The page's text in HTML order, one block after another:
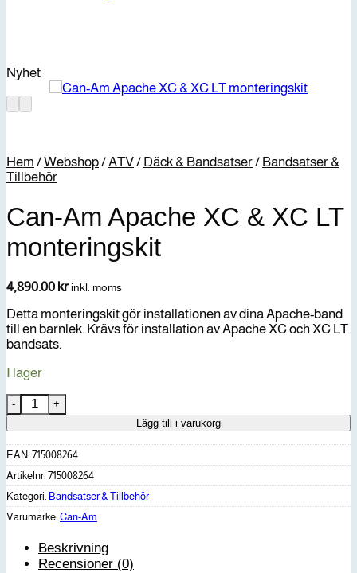
Nyhet
Hem /Webshop/ATV/ Däck & Bandsatser/ Bandsatser &
Tillbehör
Can-Am Apache XC & XC LT
monteringskit
4,890.00 krinkl. moms
Detta monteringskit gör installationen av dina Apache-band
till en barnlek. Krävs för installation av Apache XC och XC LT
bandsats.
I lager
Can-Am Apache XC & XC LT monteringskit mängd
Lägg till i varukorg
EAN: 715008264
Artikelnr: 715008264
Kategori: Bandsatser & Tillbehör
Varumärke: Can-Am
Beskrivning
Recensioner (0)